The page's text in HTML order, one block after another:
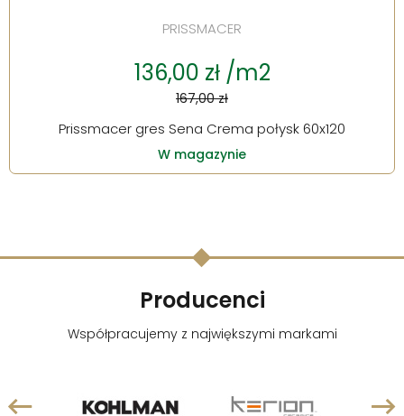
PRISSMACER
136,00 zł /m2
167,00 zł
Prissmacer gres Sena Crema połysk 60x120
W magazynie
Producenci
Współpracujemy z największymi markami